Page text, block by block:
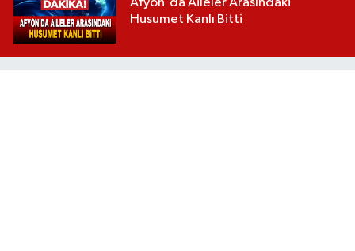
Afyon'da Aileler Arasındaki
Husumet Kanlı Bitti